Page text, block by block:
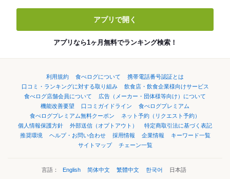
アプリで開く
アプリなら1ヶ月無料でランキング検索！
利用規約 食べログについて
携帯電話番号認証とは
口コミ・ランキングに対する取り組み
飲食店・飲食企業様向けサービス
食べログ店舗会員について
広告（メーカー・団体様等向け）について
機能改善要望
口コミガイドライン
食べログプレミアム
食べログプレミアム無料クーポン
ネット予約（リクエスト予約）
個人情報保護方針
外部送信（オプトアウト）
特定商取引法に基づく表記
推奨環境
ヘルプ・お問い合わせ 採用情報 企業情報
キーワード一覧
サイトマップ
チェーン一覧
言語： English 简体中文 繁體中文 한국어 日本語